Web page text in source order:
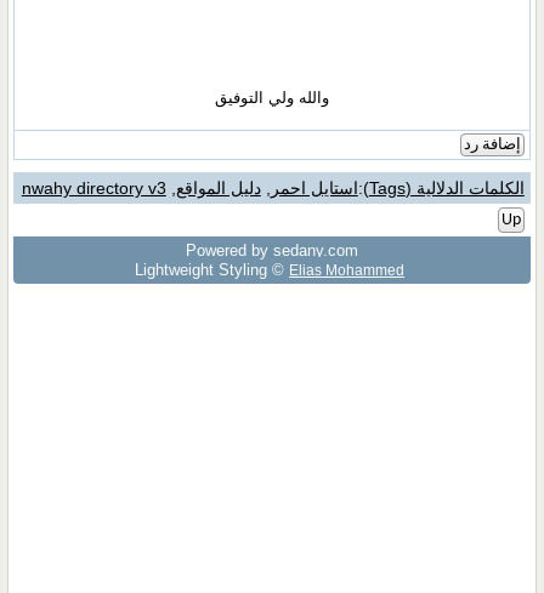
والله ولي التوفيق
إضافة رد
الكلمات الدلالية (Tags) :استايل احمر ,دليل المواقع nwahy directory v3
Up
Powered by sedany.com
Lightweight Styling © Elias Mohammed